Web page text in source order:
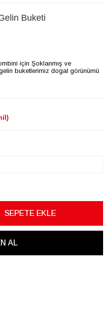
Buketi
için Şoklanmış ve
buketlerimiz dogal görünümü